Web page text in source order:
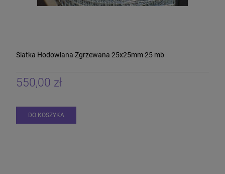
Siatka Hodowlana Zgrzewana 25x25mm 25 mb
550,00 zł
DO KOSZYKA